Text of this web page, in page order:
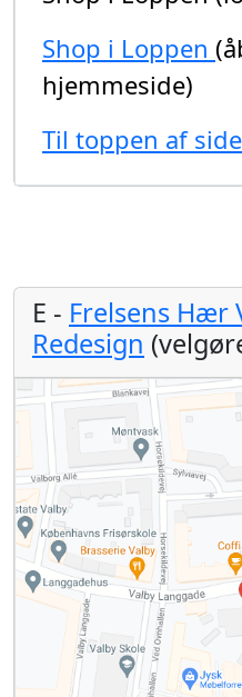
Shop i Loppen
hjemmeside)
Til toppen af
E - Frelsens Hær
Redesign